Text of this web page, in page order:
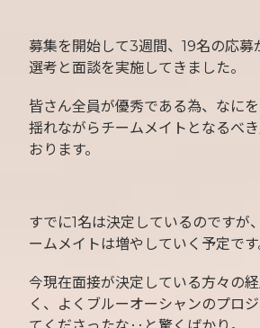
募集を開始して3週間、19名の応募
選考と面談を実施してきました。
皆さん全員が優秀である為、なに
揺れながらチームメイトとなるべ
おります。
すでに1名は決定しているのですが
ームメイトは増やしていく予定です
今現在面接が決定している方々の
く、よくブルーオーシャンのプロ